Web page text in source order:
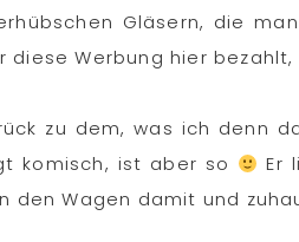
Gläsern, die
diese Werbung hier
zu dem, was ich denn
komisch, ist aber so
Er
den Wagen damit und